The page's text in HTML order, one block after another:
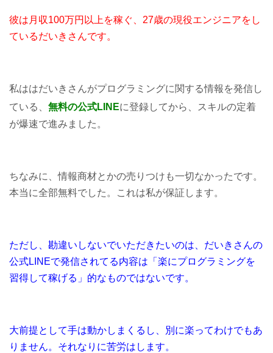
彼は月収100万円以上を稼ぐ、27歳の現役エンジニアをし
ているだいきさんです。
私ははだいきさんがプログラミングに関する情報を発信し
ている、 無料の公式LINEに登録してから、スキルの定着
が爆速で進みました。
ちなみに、情報商材とかの売りつけも一切なかったです。
本当に全部無料でした。これは私が保証します。
ただし、勘違いしないでいただきたいのは、だいきさんの
公式LINEで発信されてる内容は「楽にプログラミングを
習得して稼げる」的なものではないです。
大前提として手は動かしまくるし、別に楽ってわけでもあ
りません。それなりに苦労はします。